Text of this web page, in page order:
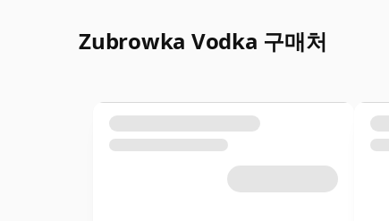
Zubrowka Vodka 구매처